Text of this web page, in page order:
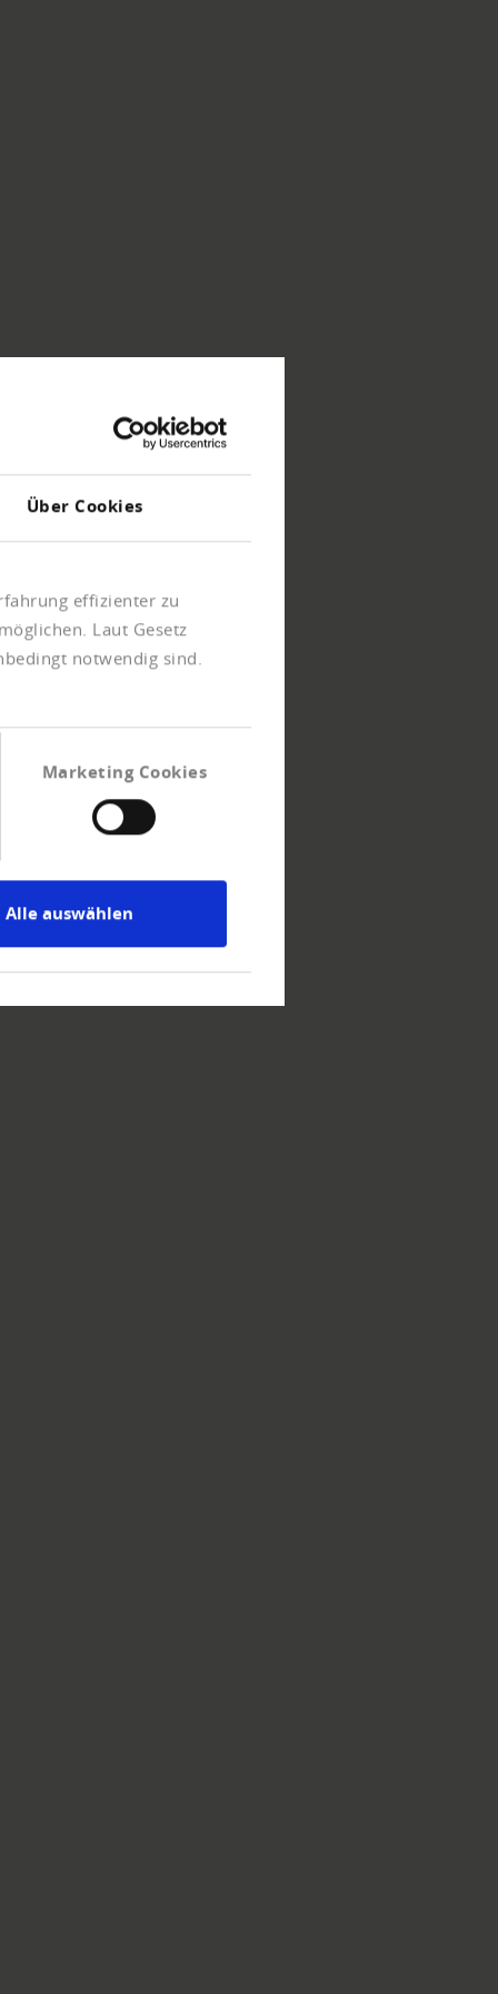
Über Cookies
effizienter zu
Laut Gesetz
notwendig sind.
Marketing Cookies
Alle auswählen